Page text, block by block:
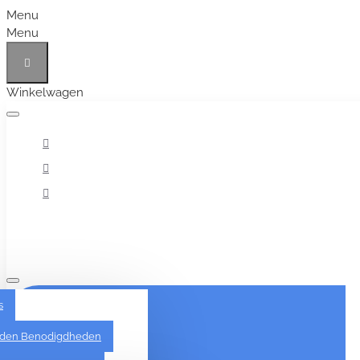
Menu
Menu
Winkelwagen
Alles
Benodigdheden